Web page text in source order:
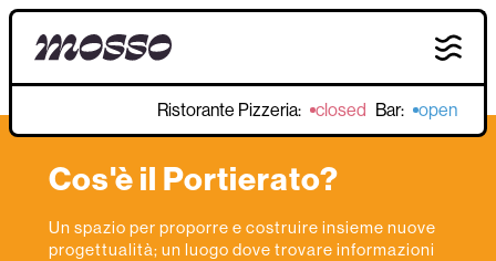
Ristorante Pizzeria: closed Bar: open
Cos'è il Portierato?
Un spazio per proporre e costruire insieme nuove
progettualità; un luogo dove trovare informazioni